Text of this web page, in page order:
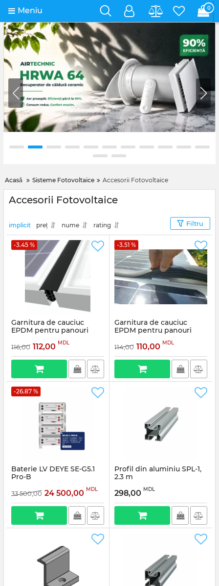
Meniu 0
Acasă Sisteme Fotovoltaice Accesorii Fotovoltaice
Accesorii Fotovoltaice
implicit preț nume rating Filtru
-3.45 %
Garnitura de cauciuc
EPDM pentru panouri
Articul: G6366C
116,00 112,00 MDL
-3.51 %
Garnitura de cauciuc
EPDM pentru panouri
Articul: G8075
114,00 110,00 MDL
-26.87 %
Baterie LV DEYE SE-G5.1
Pro-B
33 500,00 24 500,00 MDL
Profil din aluminiu SPL-1,
2.3 m
SP/PAL-1
298,00 MDL